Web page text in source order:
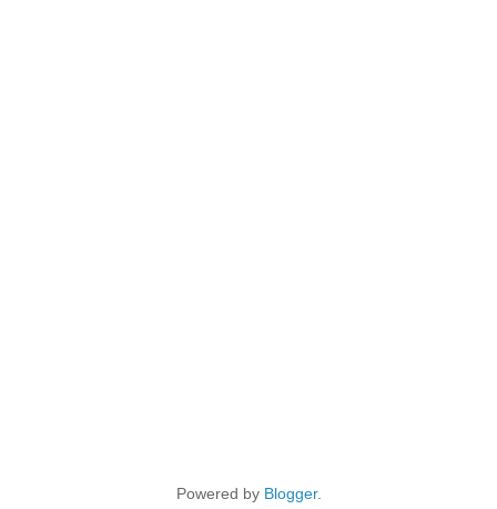
Powered by Blogger.